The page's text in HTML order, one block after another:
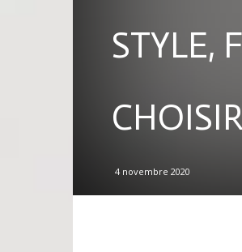
STYLE,
4 novembre 2020